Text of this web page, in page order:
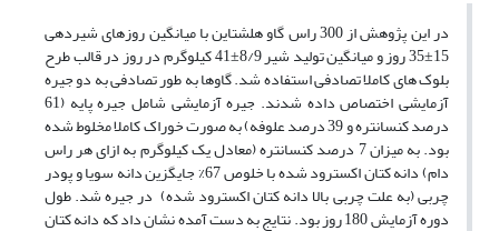
در این پژوهش از 300 راس گاو هلشتاین با میانگین روزهای شیردهی
15±35 روز و میانگین تولید شیر 8/9±41 کیلوگرم در روز در قالب طرح
بلوک های کاملا تصادفی استفاده شد. گاوها به طور تصادفی به دو جیره
آزمایشی اختصاص داده شدند. جیره آزمایشی شامل جیره پایه (61
درصد کنسانتره و 39 درصد علوفه) به صورت خوراک کاملا مخلوط شده
بود. به میزان 7 درصد کنسانتره (معادل یک کیلوگرم به ازای هر راس
دام) دانه کتان اکسترود شده با خلوص 67% جایگزین دانه سویا و پودر
چربی (به علت چربی بالا دانه کتان اکسترود شده) در جیره شد. طول
دوره آزمایش 180 روز بود. نتایج به دست آمده نشان داد که دانه کتان